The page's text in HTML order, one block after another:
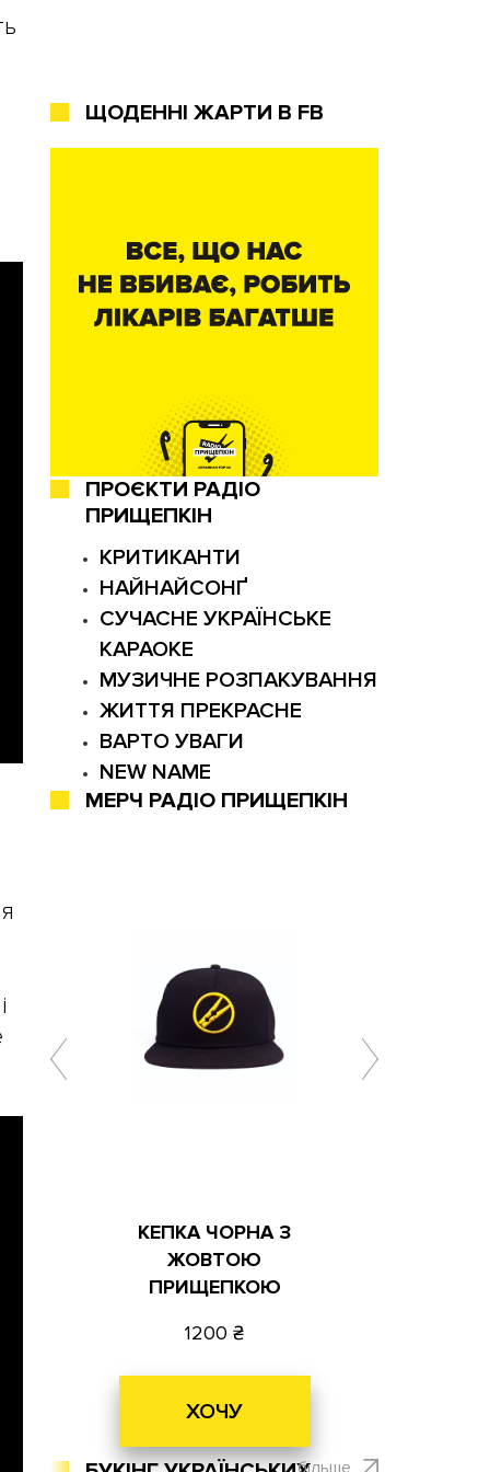
ЩОДЕННІ ЖАРТИ В FB
ПРОЄКТИ РАДІО
ПРИЩЕПКІН
КРИТИКАНТИ
НАЙНАЙСОНҐ
СУЧАСНЕ УКРАЇНСЬКЕ
КАРАОКЕ
МУЗИЧНЕ РОЗПАКУВАННЯ
ЖИТТЯ ПРЕКРАСНЕ
ВАРТО УВАГИ
NEW NAME
МЕРЧ РАДІО ПРИЩЕПКІН
КЕПКА ЧОРНА З
ЖОВТОЮ
ПРИЩЕПКОЮ
1200
ХОЧУ
більше